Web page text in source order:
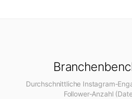
Durchschnittliche Instagram-
Follower-Anzahl